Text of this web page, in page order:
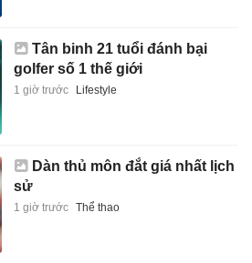
Tân binh 21 tuổi đánh bại
golfer số 1 thế giới
1 giờ trước Lifestyle
Dàn thủ môn đắt giá nhất lịch
sử
1 giờ trước Thể thao